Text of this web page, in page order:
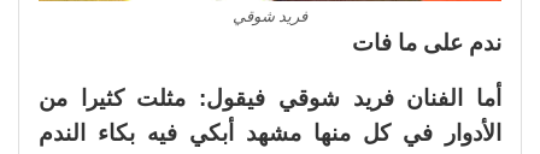
فريد شوقي
ندم على ما فات
أما الفنان فريد شوقي فيقول: مثلت كثيرا من
الأدوار في كل منها مشهد أبكي فيه بكاء الندم